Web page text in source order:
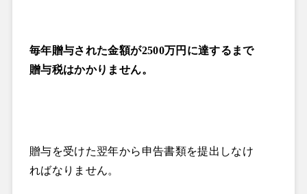
毎年贈与された金額が2500万円に達するまで
贈与税はかかりません。
贈与を受けた翌年から申告書類を提出しなけ
ればなりません。